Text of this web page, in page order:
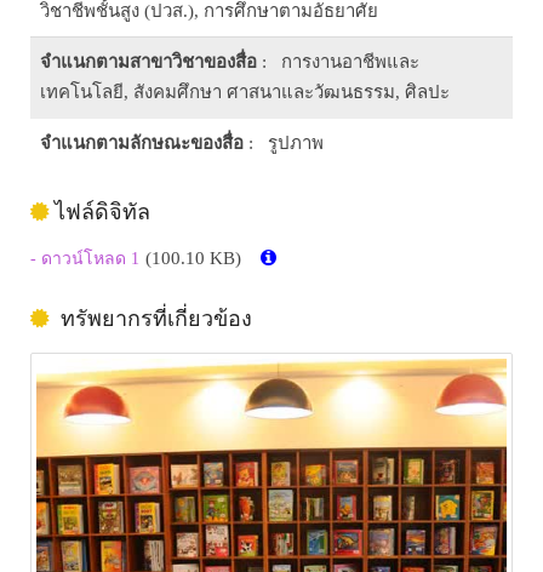
วิชาชีพชั้นสูง (ปวส.), การศึกษาตามอัธยาศัย
จำแนกตามสาขาวิชาของสื่อ : การงานอาชีพและ
เทคโนโลยี, สังคมศึกษา ศาสนาและวัฒนธรรม, ศิลปะ
จำแนกตามลักษณะของสื่อ : รูปภาพ
ไฟล์ดิจิทัล
- ดาวน์โหลด 1 (100.10 KB)
ทรัพยากรที่เกี่ยวข้อง